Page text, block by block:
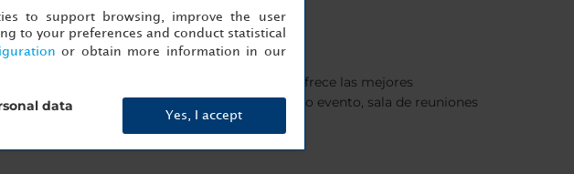
instalaciones siempre es una ventaja. NH te ofrece las mejores
de 10 a 1.000 personas; reserva tu próximo evento, sala de reuniones
to support browsing, improve the user
to your preferences and conduct statistical
or obtain more information in our
data
Yes, I accept